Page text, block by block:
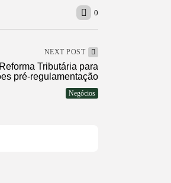
0
NEXT POST
Tributária para
pré-regulamentação
Negócios